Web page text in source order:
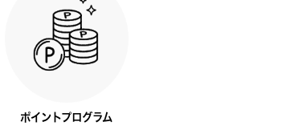
ポイントプログラム